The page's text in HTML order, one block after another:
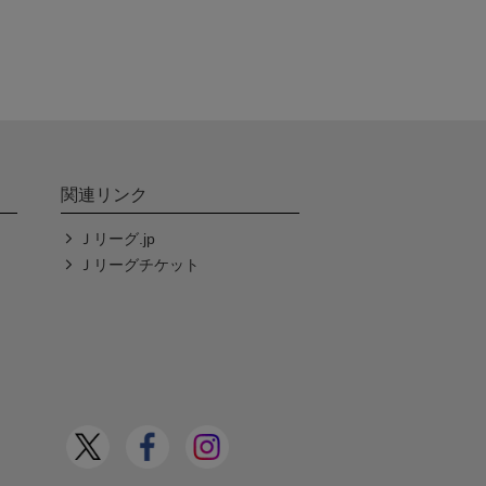
関連リンク
Ｊリーグ.jp
Ｊリーグチケット